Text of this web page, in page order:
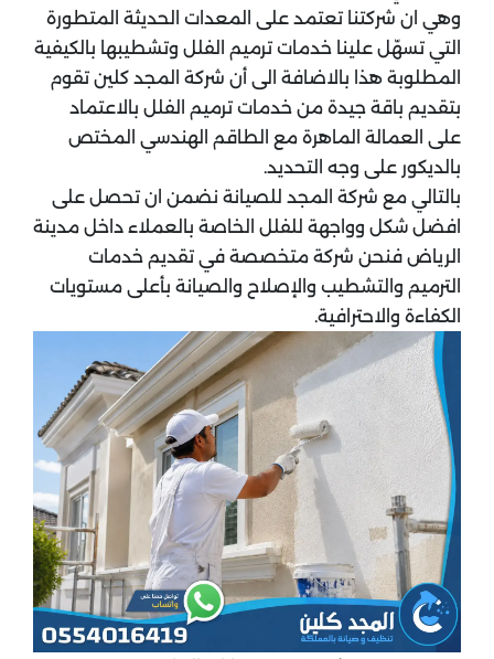
وهي ان شركتنا تعتمد على المعدات الحديثة المتطورة
التي تسهّل علينا خدمات ترميم الفلل وتشطيبها بالكيفية
المطلوبة هذا بالاضافة الى أن شركة المجد كلين تقوم
بتقديم باقة جيدة من خدمات ترميم الفلل بالاعتماد
على العمالة الماهرة مع الطاقم الهندسي المختص
بالديكور على وجه التحديد.
بالتالي مع شركة المجد للصيانة نضمن ان تحصل على
افضل شكل وواجهة للفلل الخاصة بالعملاء داخل مدينة
الرياض فنحن شركة متخصصة في تقديم خدمات
الترميم والتشطيب والإصلاح والصيانة بأعلى مستويات
الكفاءة والاحترافية.